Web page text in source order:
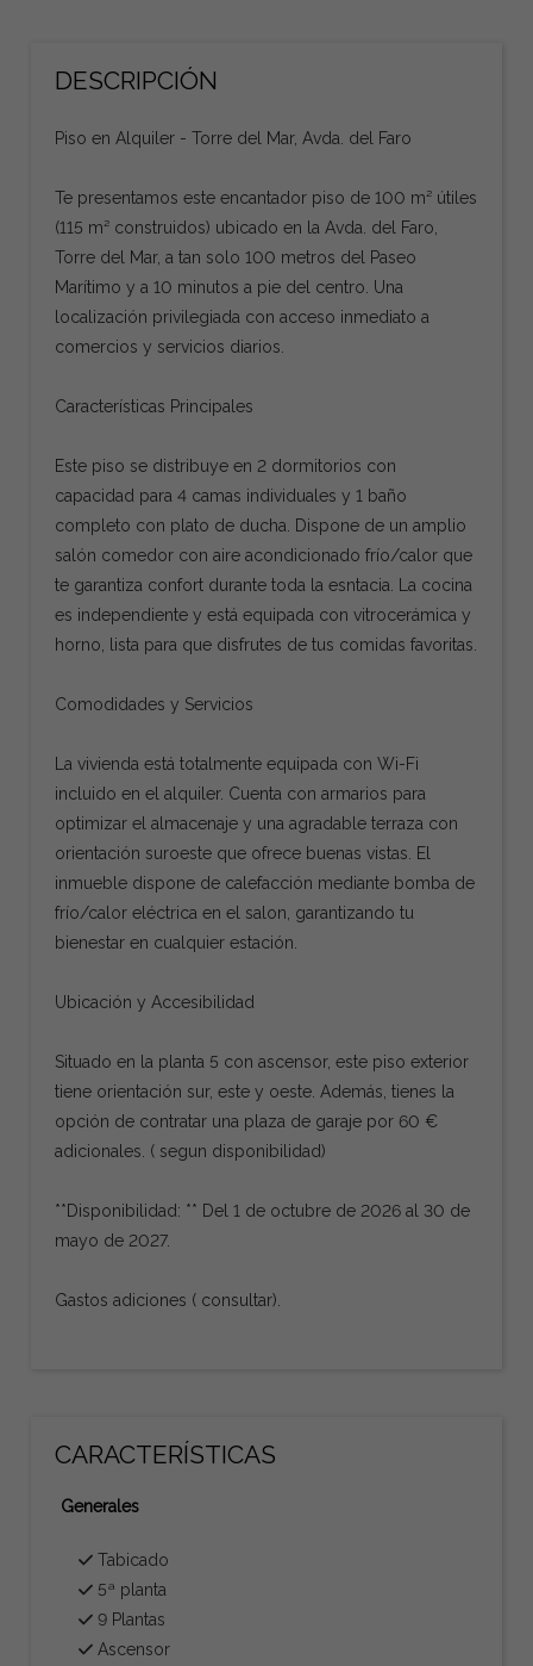
DESCRIPCIÓN
Piso en Alquiler - Torre del Mar, Avda. del Faro
Te presentamos este encantador piso de 100 m² útiles
(115 m² construidos) ubicado en la Avda. del Faro,
Torre del Mar, a tan solo 100 metros del Paseo
Marítimo y a 10 minutos a pie del centro. Una
localización privilegiada con acceso inmediato a
comercios y servicios diarios.
Características Principales
Este piso se distribuye en 2 dormitorios con
capacidad para 4 camas individuales y 1 baño
completo con plato de ducha. Dispone de un amplio
salón comedor con aire acondicionado frío/calor que
te garantiza confort durante toda la esntacia. La cocina
es independiente y está equipada con vitrocerámica y
horno, lista para que disfrutes de tus comidas favoritas.
Comodidades y Servicios
La vivienda está totalmente equipada con Wi-Fi
incluido en el alquiler. Cuenta con armarios para
optimizar el almacenaje y una agradable terraza con
orientación suroeste que ofrece buenas vistas. El
inmueble dispone de calefacción mediante bomba de
frío/calor eléctrica en el salon, garantizando tu
bienestar en cualquier estación.
Ubicación y Accesibilidad
Situado en la planta 5 con ascensor, este piso exterior
tiene orientación sur, este y oeste. Además, tienes la
opción de contratar una plaza de garaje por 60 €
adicionales. ( segun disponibilidad)
**Disponibilidad: ** Del 1 de octubre de 2026 al 30 de
mayo de 2027.
Gastos adiciones ( consultar).
CARACTERÍSTICAS
Generales
Tabicado
5ª planta
9 Plantas
Ascensor